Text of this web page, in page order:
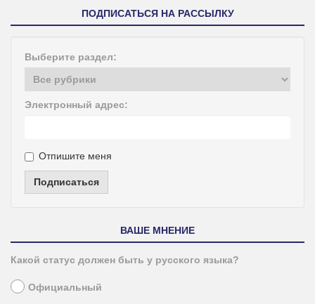
ПОДПИСАТЬСЯ НА РАССЫЛКУ
Выберите раздел:
Электронный адрес:
Отпишите меня
Подписаться
ВАШЕ МНЕНИЕ
Какой статус должен быть у русского языка?
Официальный